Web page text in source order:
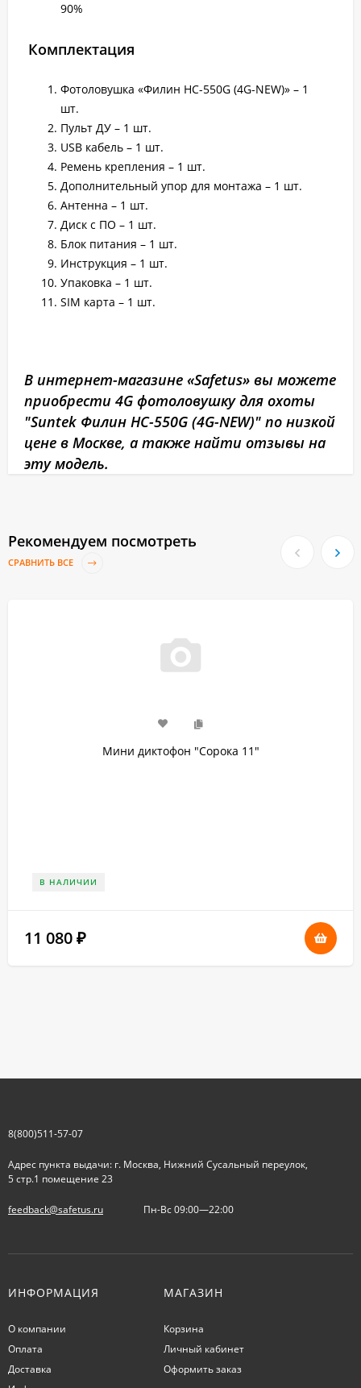
90%
Комплектация
Фотоловушка «Филин HC-550G (4G-NEW)» – 1
шт.
Пульт ДУ – 1 шт.
USB кабель – 1 шт.
Ремень крепления – 1 шт.
Дополнительный упор для монтажа – 1 шт.
Антенна – 1 шт.
Диск с ПО – 1 шт.
Блок питания – 1 шт.
Инструкция – 1 шт.
Упаковка – 1 шт.
SIM карта – 1 шт.
В интернет-магазине «Safetus» вы можете
приобрести 4G фотоловушку для охоты
"Suntek Филин HC-550G (4G-NEW)" по низкой
цене в Москве, а также найти отзывы на
эту модель.
Рекомендуем посмотреть
СРАВНИТЬ ВСЕ
Мини диктофон "Сорока 11"
В НАЛИЧИИ
11 080 ₽
8(800)511-57-07
Адрес пункта выдачи: г. Москва, Нижний Сусальный переулок,
5 стр.1 помещение 23
feedback@safetus.ru Пн-Вс 09:00—22:00
ИНФОРМАЦИЯ
О компании
Оплата
Доставка
МАГАЗИН
Корзина
Личный кабинет
Оформить заказ